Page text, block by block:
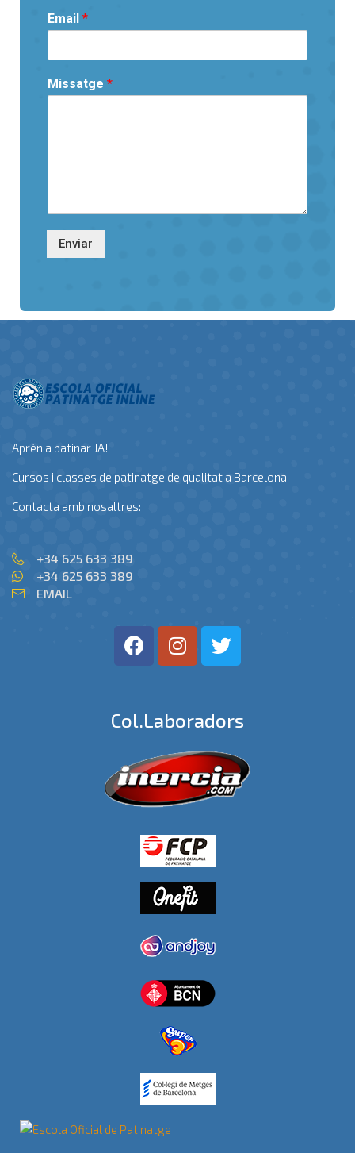
Email *
Missatge *
Enviar
Aprèn a patinar JA!
Cursos i classes de patinatge de qualitat a Barcelona.
Contacta amb nosaltres:
+34 625 633 389
+34 625 633 389
EMAIL
Col.laboradors